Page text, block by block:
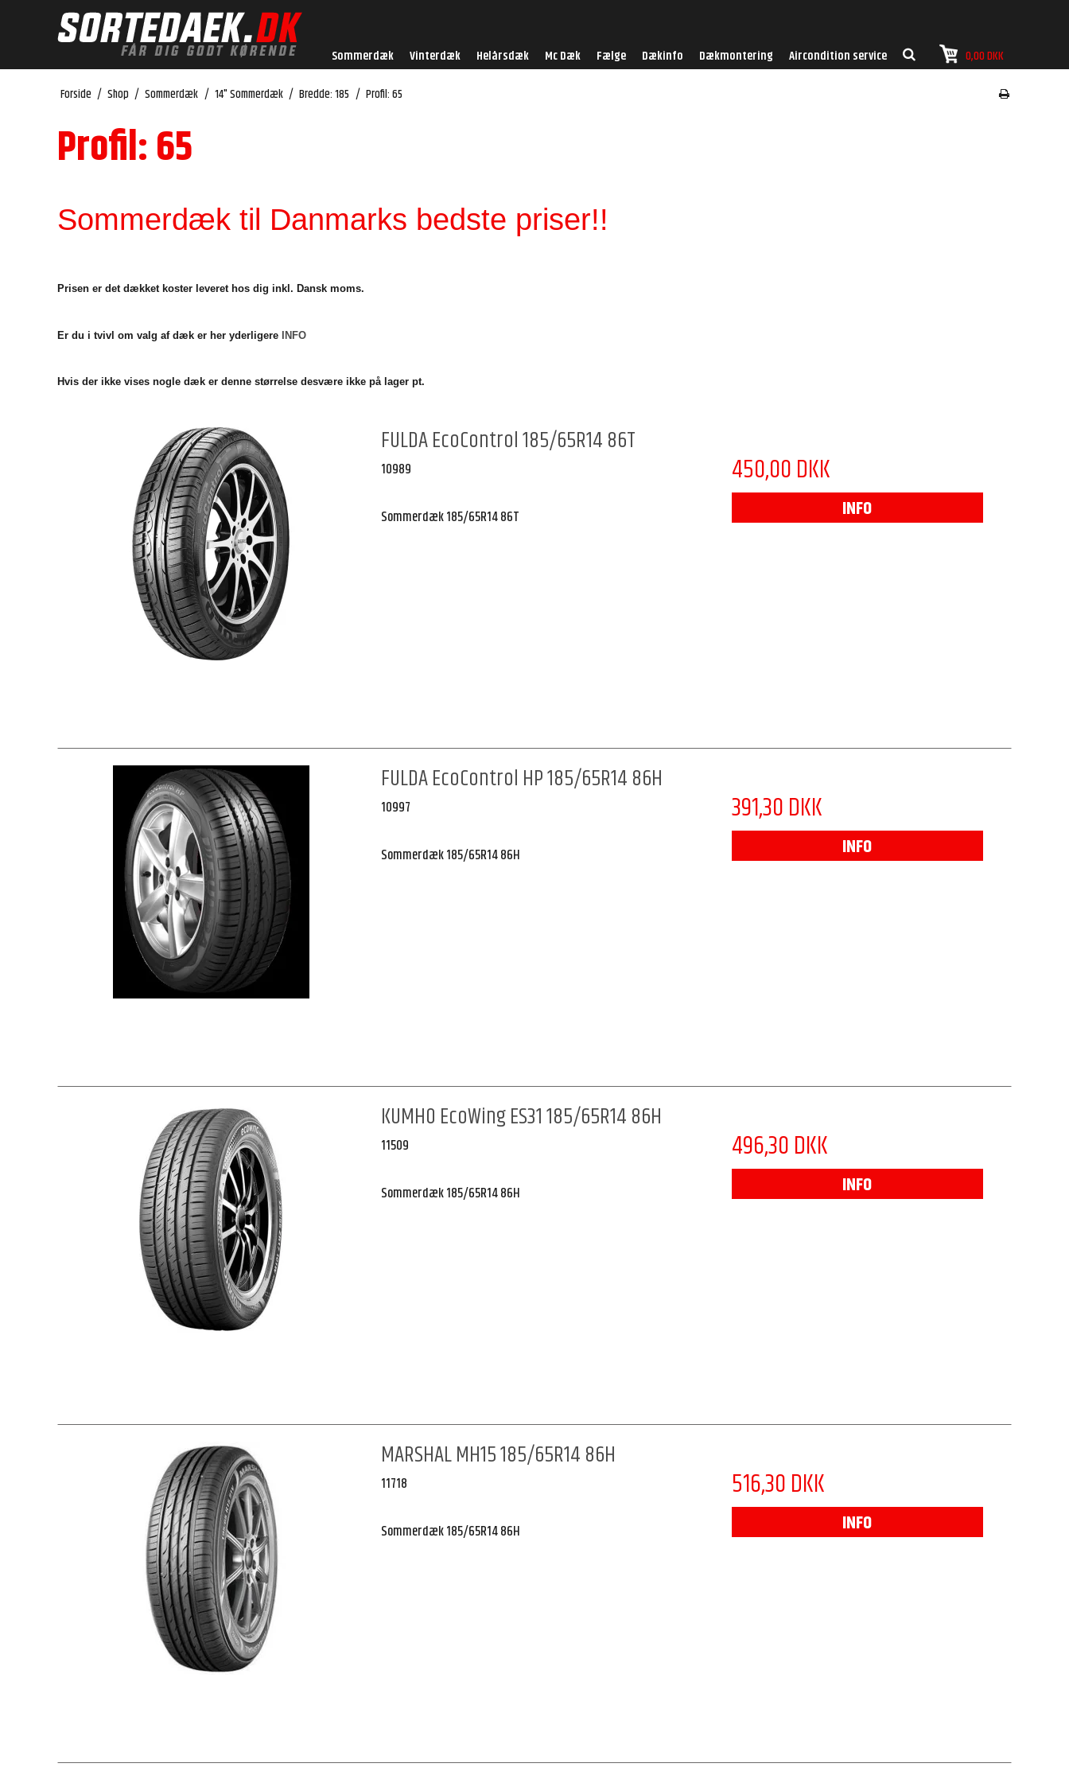
Sommerdæk Vinterdæk Helårsdæk Mc Dæk Fælge Dækinfo Dækmontering Aircondition service 0,00 DKK
Forside / Shop / Sommerdæk / 14" Sommerdæk / Bredde: 185 / Profil: 65
Profil: 65
Sommerdæk til Danmarks bedste priser!!
Prisen er det dækket koster leveret hos dig inkl. Dansk moms.
Er du i tvivl om valg af dæk er her yderligere INFO
Hvis der ikke vises nogle dæk er denne størrelse desvære ikke på lager pt.
FULDA EcoControl 185/65R14 86T
10989
Sommerdæk 185/65R14 86T
450,00 DKK
INFO
FULDA EcoControl HP 185/65R14 86H
10997
Sommerdæk 185/65R14 86H
391,30 DKK
INFO
KUMHO EcoWing ES31 185/65R14 86H
11509
Sommerdæk 185/65R14 86H
496,30 DKK
INFO
MARSHAL MH15 185/65R14 86H
11718
Sommerdæk 185/65R14 86H
516,30 DKK
INFO